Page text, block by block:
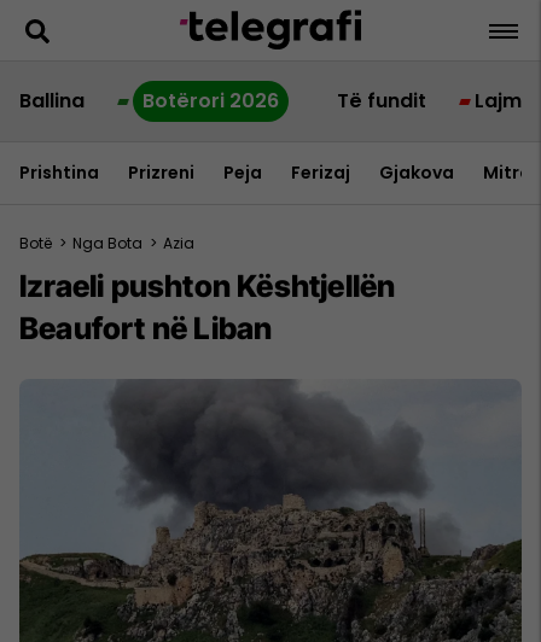
Ballina Botërori 2026 Të fundit Lajme
Prishtina Prizreni Peja Ferizaj Gjakova
Botë > Nga Bota > Azia
Izraeli pushton Kështjellën
Beaufort në Liban